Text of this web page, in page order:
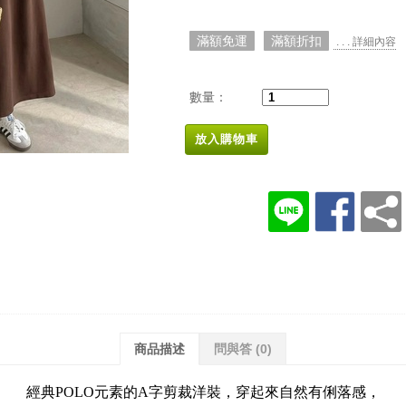
滿額免運 滿額折扣 . . . 詳細內容
數量：
放入購物車
商品描述 問與答 (0)